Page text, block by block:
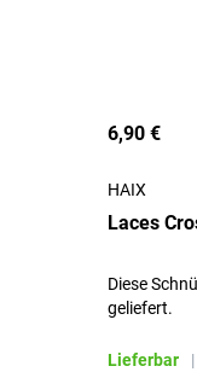
6,90 €
HAIX
Laces
Diese
geliefert.
Lieferbar |